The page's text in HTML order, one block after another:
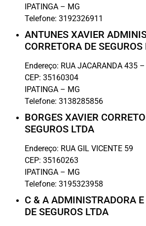
IPATINGA – MG
Telefone: 3192326911
ANTUNES XAVIER
CORRETORA DE SEGUROS
Endereço: RUA JACARANDA 435
CEP: 35160304
IPATINGA – MG
Telefone: 3138285856
BORGES XAVIER
SEGUROS LTDA
Endereço: RUA GIL VICENTE 59
CEP: 35160263
IPATINGA – MG
Telefone: 3195323958
C & A ADMINISTRADORA
DE SEGUROS LTDA